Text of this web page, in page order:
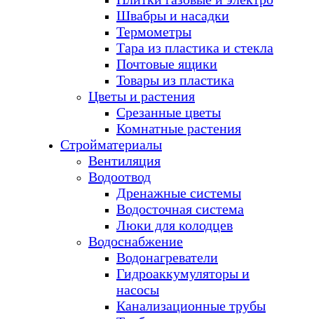
Швабры и насадки
Термометры
Тара из пластика и стекла
Почтовые ящики
Товары из пластика
Цветы и растения
Срезанные цветы
Комнатные растения
Стройматериалы
Вентиляция
Водоотвод
Дренажные системы
Водосточная система
Люки для колодцев
Водоснабжение
Водонагреватели
Гидроаккумуляторы и
насосы
Канализационные трубы